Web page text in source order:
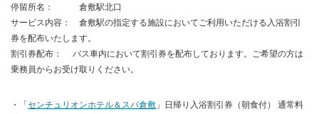
停留所名： 倉敷駅北口
サービス内容： 倉敷駅の指定する施設においてご利用いただける入浴割引
券を配布いたします。
割引券配布： バス車内において割引券を配布しております。ご希望の方は
乗務員からお受け取りください。
・「センチュリオンホテル＆スパ倉敷 」日帰り入浴割引券（朝食付） 通常料